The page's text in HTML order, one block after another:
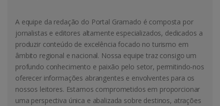
A equipe da redação do Portal Gramado é composta por
jornalistas e editores altamente especializados, dedicados a
produzir conteúdo de excelência focado no turismo em
âmbito regional e nacional. Nossa equipe traz consigo um
profundo conhecimento e paixão pelo setor, permitindo-nos
oferecer informações abrangentes e envolventes para os
nossos leitores. Estamos comprometidos em proporcionar
uma perspectiva única e abalizada sobre destinos, atrações